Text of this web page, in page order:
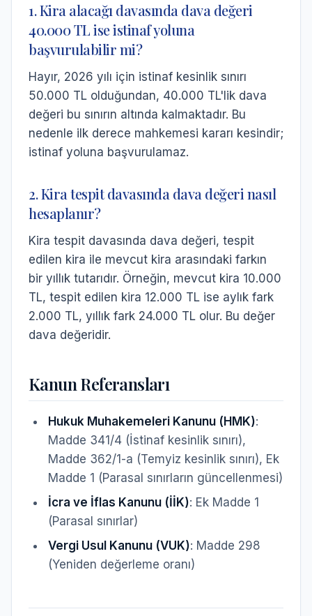
1. Kira alacağı davasında dava değeri
40.000 TL ise istinaf yoluna
başvurulabilir mi?
Hayır, 2026 yılı için istinaf kesinlik sınırı
50.000 TL olduğundan, 40.000 TL'lik dava
değeri bu sınırın altında kalmaktadır. Bu
nedenle ilk derece mahkemesi kararı kesindir;
istinaf yoluna başvurulamaz.
2. Kira tespit davasında dava değeri nasıl
hesaplanır?
Kira tespit davasında dava değeri, tespit
edilen kira ile mevcut kira arasındaki farkın
bir yıllık tutarıdır. Örneğin, mevcut kira 10.000
TL, tespit edilen kira 12.000 TL ise aylık fark
2.000 TL, yıllık fark 24.000 TL olur. Bu değer
dava değeridir.
Kanun Referansları
Hukuk Muhakemeleri Kanunu (HMK):
Madde 341/4 (İstinaf kesinlik sınırı),
Madde 362/1-a (Temyiz kesinlik sınırı), Ek
Madde 1 (Parasal sınırların güncellenmesi)
İcra ve İflas Kanunu (İİK): Ek Madde 1
(Parasal sınırlar)
Vergi Usul Kanunu (VUK): Madde 298
(Yeniden değerleme oranı)